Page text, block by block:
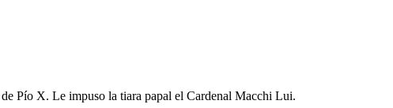
Pío X. Le impuso la tiara papal el Cardenal Macchi Lui.